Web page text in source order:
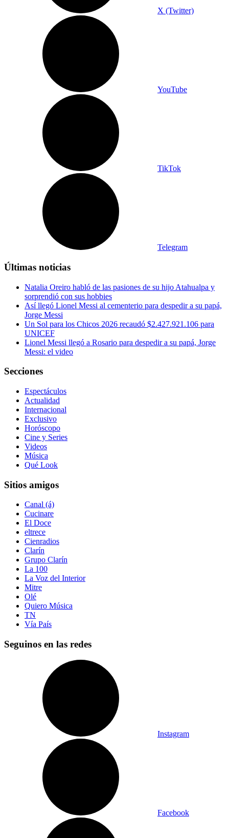
X (Twitter)
YouTube
TikTok
Telegram
Últimas noticias
Natalia Oreiro habló de las pasiones de su hijo Atahualpa y
sorprendió con sus hobbies
Así llegó Lionel Messi al cementerio para despedir a su papá,
Jorge Messi
Un Sol para los Chicos 2026 recaudó $2.427.921.106 para
UNICEF
Lionel Messi llegó a Rosario para despedir a su papá, Jorge
Messi: el video
Secciones
Espectáculos
Actualidad
Internacional
Exclusivo
Horóscopo
Cine y Series
Videos
Música
Qué Look
Sitios amigos
Canal (á)
Cucinare
El Doce
eltrece
Cienradios
Clarín
Grupo Clarín
La 100
La Voz del Interior
Mitre
Olé
Quiero Música
TN
Vía País
Seguinos en las redes
Instagram
Facebook